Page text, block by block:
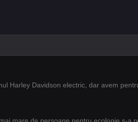
Harley Davidson electric, dar avem